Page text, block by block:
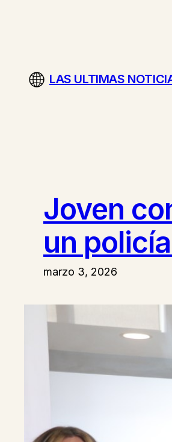
LAS ULTIMAS
Joven
un
marzo 3, 2026